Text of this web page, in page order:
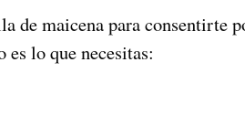
de maicena para consentirte
es lo que necesitas: